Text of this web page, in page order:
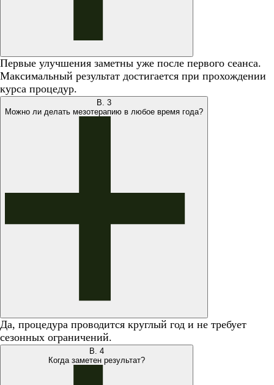
Первые улучшения заметны уже после первого сеанса.
Максимальный результат достигается при прохождении
курса процедур.
В. 3
Можно ли делать мезотерапию в любое время года?
Да, процедура проводится круглый год и не требует
сезонных ограничений.
В. 4
Когда заметен результат?